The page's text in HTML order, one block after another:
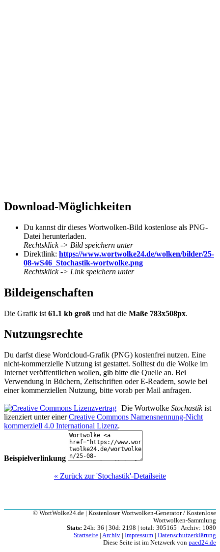
Download-Möglichkeiten
Du kannst dir dieses Wortwolken-Bild kostenlose als PNG-
Datei herunterladen.
Rechtsklick -> Bild speichern unter
Direktlink: https://www.wortwolke24.de/wolken/bilder/25-
08-wS46_Stochastik-wortwolke.png
Rechtsklick -> Link speichern unter
Bildeigenschaften
Die Grafik ist 61.1 kb groß und hat die Maße 783x508px.
Nutzungsrechte
Du darfst diese Wordcloud-Grafik (PNG) kostenfrei nutzen. Eine
nicht-kommerzielle Nutzung ist gestattet. Solltest du die Wolke im
Internet veröffentlichen wollen, gib bitte die Quelle an. Bei
Verwendung in Büchern, Zeitschriften oder E-Readern, sowie bei
einer kommerziellen Nutzung, bitte vorab per Mail anfragen.
Die Wortwolke Stochastikist
lizenziert unter einerCreative Commons Namensnennung-Nicht
kommerziell 4.0 International Lizenz.
Beispielverlinkung
« Zurück zur 'Stochastik'-Detailseite
© WortWolke24.de | Kostenloser Wortwolken-Generator / Kostenlose
Wortwolken-Sammlung
Stats: 24h: 36 | 30d: 2198 | total: 305165 | Archiv: 1080
Startseite Archiv Impressum
Datenschutzerklärung
Diese Seite ist im Netzwerk von paed24.de